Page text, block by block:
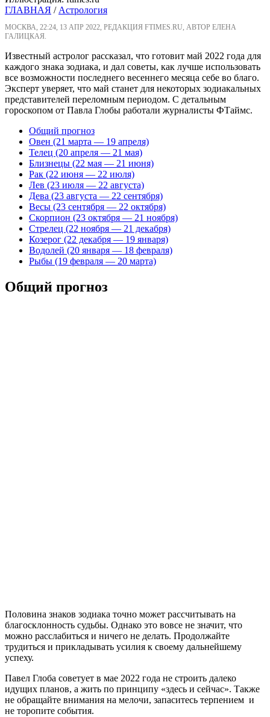
ГЛАВНАЯ /Астрология
МОСКВА, 22:24, 13 АПР 2022, РЕДАКЦИЯ FTIMES.RU, АВТОР ЕЛЕНА
ГАЛИЦКАЯ.
Известный астролог рассказал, что готовит май 2022 года для
каждого знака зодиака, и дал советы, как лучше использовать
все возможности последнего весеннего месяца себе во благо.
Эксперт уверяет, что май станет для некоторых зодиакальных
представителей переломным периодом. С детальным
гороскопом от Павла Глобы работали журналисты ФТаймс.
Общий прогноз
Овен (21 марта — 19 апреля)
Телец (20 апреля — 21 мая)
Близнецы (22 мая — 21 июня)
Рак (22 июня — 22 июля)
Лев (23 июля — 22 августа)
Дева (23 августа — 22 сентября)
Весы (23 сентября — 22 октября)
Скорпион (23 октября — 21 ноября)
Стрелец (22 ноября — 21 декабря)
Козерог (22 декабря — 19 января)
Водолей (20 января — 18 февраля)
Рыбы (19 февраля — 20 марта)
Общий прогноз
Половина знаков зодиака точно может рассчитывать на
благосклонность судьбы. Однако это вовсе не значит, что
можно расслабиться и ничего не делать. Продолжайте
трудиться и прикладывать усилия к своему дальнейшему
успеху.
Павел Глоба советует в мае 2022 года не строить далеко
идущих планов, а жить по принципу «здесь и сейчас». Также
не обращайте внимания на мелочи, запаситесь терпением и
не торопите события.